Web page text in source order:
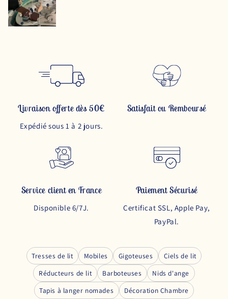
Livraison offerte dès 50€
Expédié sous 1 à 2 jours.
Satisfait ou Remboursé
Service client en France
Disponible 6/7J.
Paiement Sécurisé
Certificat SSL, Apple Pay,
PayPal.
Tresses de lit Mobiles Gigoteuses
Ciels de lit
Réducteurs de lit
Barboteuses
Nids d'ange
Tapis à langer nomades
Décoration Chambre